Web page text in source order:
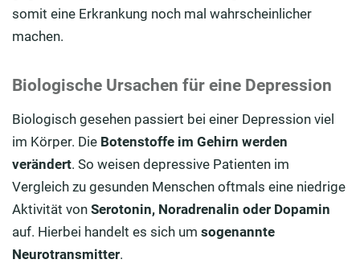
somit eine Erkrankung noch mal wahrscheinlicher
machen.
Biologische Ursachen für eine Depression
Biologisch gesehen passiert bei einer Depression viel
im Körper. Die Botenstoffe im Gehirn werden
verändert. So weisen depressive Patienten im
Vergleich zu gesunden Menschen oftmals eine niedrige
Aktivität von Serotonin, Noradrenalin oder Dopamin
auf. Hierbei handelt es sich um sogenannte
Neurotransmitter.